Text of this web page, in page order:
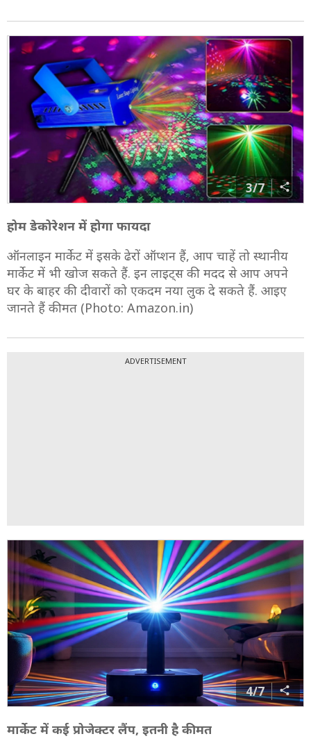
3/7
होम डेकोरेशन में होगा फायदा
ऑनलाइन मार्केट में इसके ढेरों ऑप्शन हैं, आप चाहें तो स्थानीय
मार्केट में भी खोज सकते हैं. इन लाइट्स की मदद से आप अपने
घर के बाहर की दीवारों को एकदम नया लुक दे सकते हैं. आइए
जानते हैं कीमत (Photo: Amazon.in)
ADVERTISEMENT
4/7
मार्केट में कई प्रोजेक्टर लैंप, इतनी है कीमत